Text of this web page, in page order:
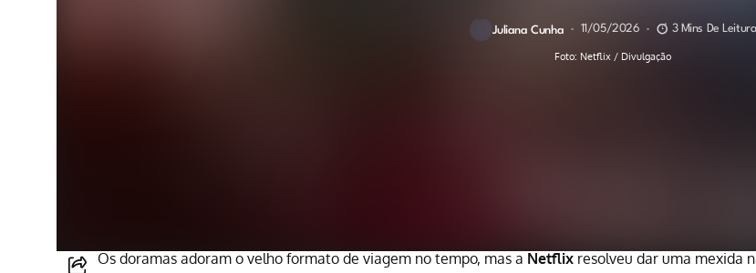
Juliana Cunha 11/05/2026 3 Mins De Leitura
Foto: Netflix / Divulgação
Os doramas adoram o velho formato de viagem no tempo, mas a Netflix resolveu dar uma mexida